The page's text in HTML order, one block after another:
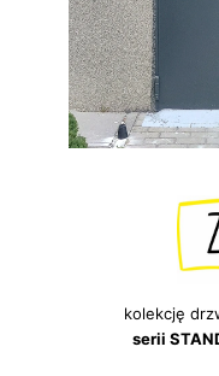
kolekcję
serii